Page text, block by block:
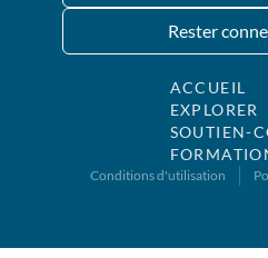
Rester
ACCUEIL
EXPLORER
SOUTIEN-
Conditions d'utilisation